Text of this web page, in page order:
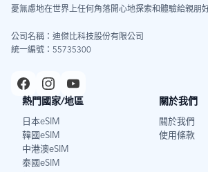
憂無慮地在世界上任何角落開心地探索和體驗給親朋
公司名稱：迪傑比科技股份有限公司
統一編號：55735300
熱門國家/地區
日本eSIM
韓國eSIM
中港澳eSIM
泰國eSIM
關於我們
關於我們
使用條款